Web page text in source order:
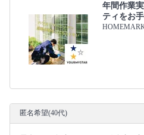
年間作業
ティをお
匿名希望(40代)